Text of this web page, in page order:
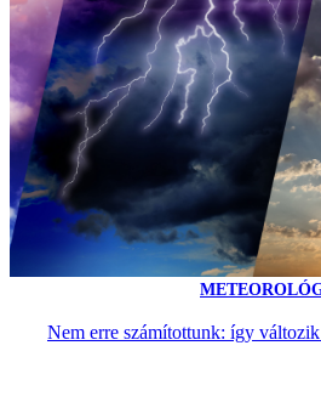
Nem erre számítottunk: így